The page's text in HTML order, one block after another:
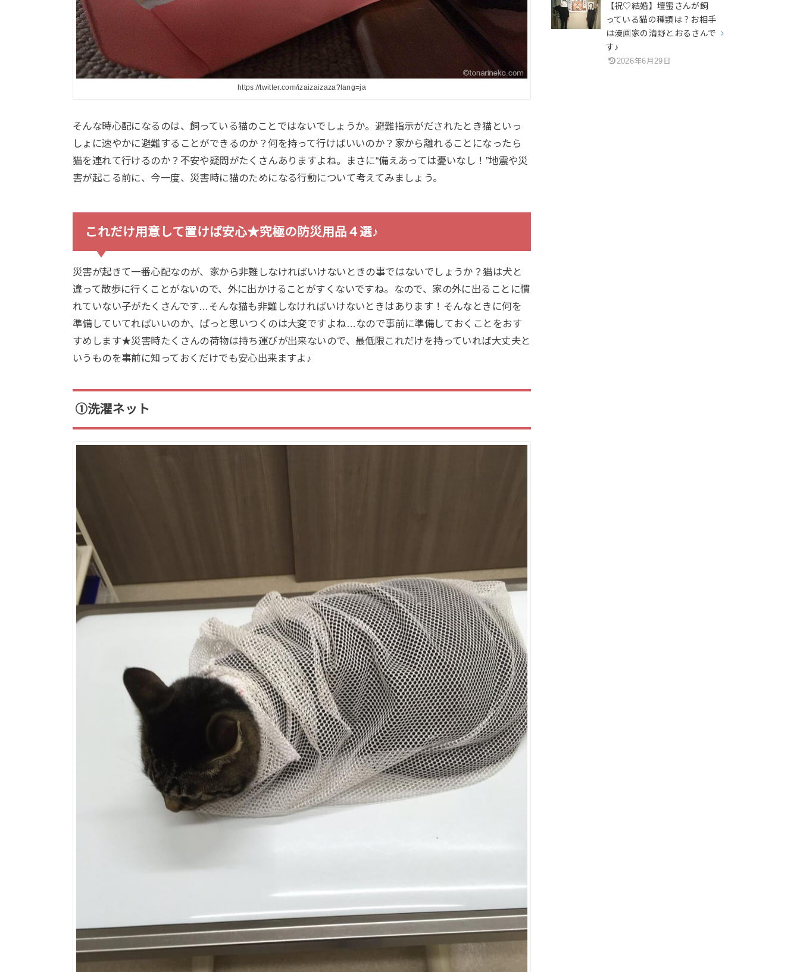
https://twitter.com/izaizaizaza?lang=ja
そんな時心配になるのは、飼っている猫のことではないでしょうか。避難指示がだされたとき猫といっ
しょに速やかに避難することができるのか？何を持って行けばいいのか？家から離れることになったら
猫を連れて行けるのか？不安や疑問がたくさんありますよね。まさに“備えあっては憂いなし！”地震や災
害が起こる前に、今一度、災害時に猫のためになる行動について考えてみましょう。
これだけ用意して置けば安心★究極の防災用品４選♪
災害が起きて一番心配なのが、家から非難しなければいけないときの事ではないでしょうか？猫は犬と
違って散歩に行くことがないので、外に出かけることがすくないですね。なので、家の外に出ることに慣
れていない子がたくさんです…そんな猫も非難しなければいけないときはあります！そんなときに何を
準備していてればいいのか、ぱっと思いつくのは大変ですよね…なので事前に準備しておくことをおす
すめします★災害時たくさんの荷物は持ち運びが出来ないので、最低限これだけを持っていれば大丈夫と
いうものを事前に知っておくだけでも安心出来ますよ♪
①洗濯ネット
【祝♡結婚】壇蜜さんが飼
っている猫の種類は？お相手
は漫画家の清野とおるさんで
す♪
2026年6月29日